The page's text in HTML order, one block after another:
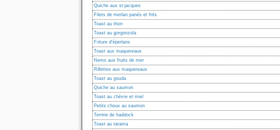
Quiche aux st-jacques
Filets de merlan panés et frits
Toast au thon
Toast au gorgonzola
Friture d'éperlans
Toast aux maquereaux
Nems aux fruits de mer
Rillettes aux maquereaux
Toast au gouda
Quiche au saumon
Toast au chèvre et miel
Petits choux au saumon
Terrine de haddock
Toast au tarama